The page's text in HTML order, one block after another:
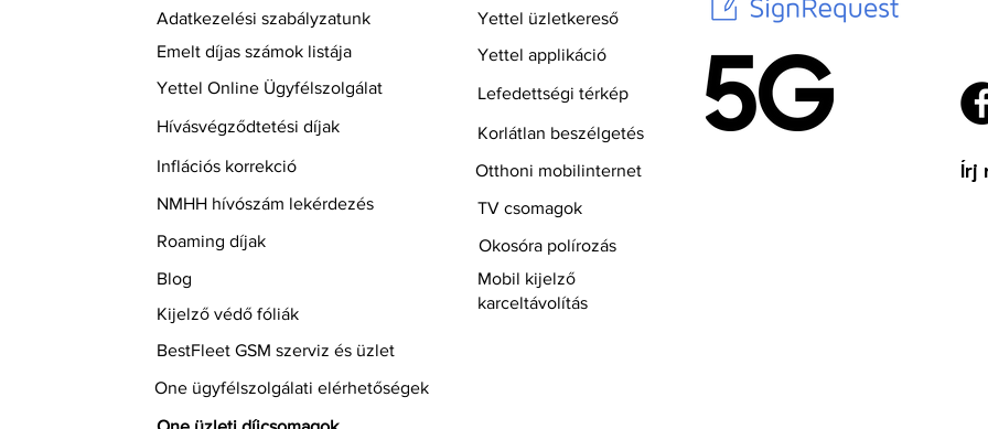
Adatkezelési szabályzatunk
Emelt díjas számok listája
Yettel Online Ügyfélszolgálat
Hívásvégződtetési díjak
Inflációs korrekció
NMHH hívószám lekérdezés
Roaming díjak
Blog
Kijelző védő fóliák
BestFleet GSM szerviz és üzlet
Yettel üzletkereső
Yettel applikáció
Lefedettségi térkép
Korlátlan beszélgetés
Otthoni mobilinternet
TV csomagok
Okosóra polírozás
Mobil kijelző
karceltávolítás
One ügyfélszolgálati elérhetőségek
Írj